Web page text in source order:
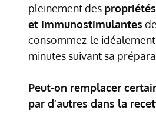
pleinement des
et immunostimulantes
consommez-le idéalement
minutes suivant sa
Peut-on remplacer
par d’autres dans la